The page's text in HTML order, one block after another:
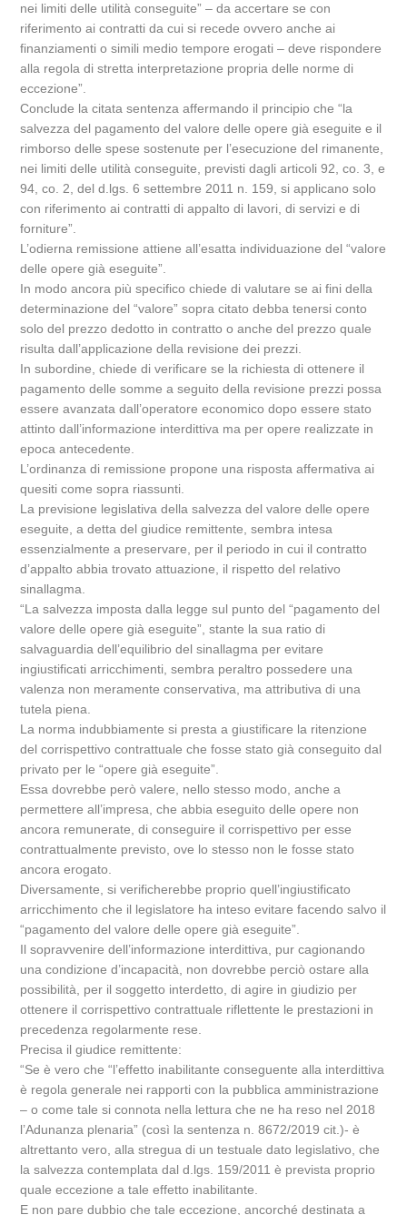
nei limiti delle utilità conseguite” – da accertare se con
riferimento ai contratti da cui si recede ovvero anche ai
finanziamenti o simili medio tempore erogati – deve rispondere
alla regola di stretta interpretazione propria delle norme di
eccezione”.
Conclude la citata sentenza affermando il principio che “la
salvezza del pagamento del valore delle opere già eseguite e il
rimborso delle spese sostenute per l’esecuzione del rimanente,
nei limiti delle utilità conseguite, previsti dagli articoli 92, co. 3, e
94, co. 2, del d.lgs. 6 settembre 2011 n. 159, si applicano solo
con riferimento ai contratti di appalto di lavori, di servizi e di
forniture”.
L’odierna remissione attiene all’esatta individuazione del “valore
delle opere già eseguite”.
In modo ancora più specifico chiede di valutare se ai fini della
determinazione del “valore” sopra citato debba tenersi conto
solo del prezzo dedotto in contratto o anche del prezzo quale
risulta dall’applicazione della revisione dei prezzi.
In subordine, chiede di verificare se la richiesta di ottenere il
pagamento delle somme a seguito della revisione prezzi possa
essere avanzata dall’operatore economico dopo essere stato
attinto dall’informazione interdittiva ma per opere realizzate in
epoca antecedente.
L’ordinanza di remissione propone una risposta affermativa ai
quesiti come sopra riassunti.
La previsione legislativa della salvezza del valore delle opere
eseguite, a detta del giudice remittente, sembra intesa
essenzialmente a preservare, per il periodo in cui il contratto
d’appalto abbia trovato attuazione, il rispetto del relativo
sinallagma.
“La salvezza imposta dalla legge sul punto del “pagamento del
valore delle opere già eseguite”, stante la sua ratio di
salvaguardia dell’equilibrio del sinallagma per evitare
ingiustificati arricchimenti, sembra peraltro possedere una
valenza non meramente conservativa, ma attributiva di una
tutela piena.
La norma indubbiamente si presta a giustificare la ritenzione
del corrispettivo contrattuale che fosse stato già conseguito dal
privato per le “opere già eseguite”.
Essa dovrebbe però valere, nello stesso modo, anche a
permettere all’impresa, che abbia eseguito delle opere non
ancora remunerate, di conseguire il corrispettivo per esse
contrattualmente previsto, ove lo stesso non le fosse stato
ancora erogato.
Diversamente, si verificherebbe proprio quell’ingiustificato
arricchimento che il legislatore ha inteso evitare facendo salvo il
“pagamento del valore delle opere già eseguite”.
Il sopravvenire dell’informazione interdittiva, pur cagionando
una condizione d’incapacità, non dovrebbe perciò ostare alla
possibilità, per il soggetto interdetto, di agire in giudizio per
ottenere il corrispettivo contrattuale riflettente le prestazioni in
precedenza regolarmente rese.
Precisa il giudice remittente:
“Se è vero che “l’effetto inabilitante conseguente alla interdittiva
è regola generale nei rapporti con la pubblica amministrazione
– o come tale si connota nella lettura che ne ha reso nel 2018
l’Adunanza plenaria” (così la sentenza n. 8672/2019 cit.)- è
altrettanto vero, alla stregua di un testuale dato legislativo, che
la salvezza contemplata dal d.lgs. 159/2011 è prevista proprio
quale eccezione a tale effetto inabilitante.
E non pare dubbio che tale eccezione, ancorché destinata a